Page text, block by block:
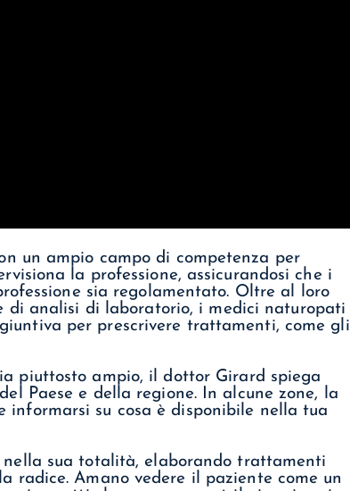
un ampio campo di competenza per
la professione, assicurandosi che i
sia regolamentato. Oltre al loro
di analisi di laboratorio, i medici naturopati
per prescrivere trattamenti, come gli
piuttosto ampio, il dottor Girard spiega
Paese e della regione. In alcune zone, la
informarsi su cosa è disponibile nella tua
sua totalità, elaborando trattamenti
radice. Amano vedere il paziente come un